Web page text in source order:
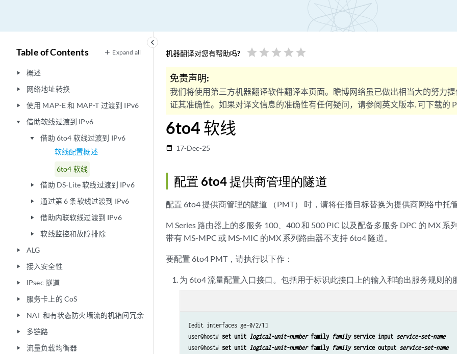
keyboard_arrow_left
Table of Contents Expand all
play_arrow 概述
play_arrow 网络地址转换
play_arrow 使用 MAP-E 和 MAP-T 过渡到 IPv6
play_arrow 借助软线过渡到 IPv6
play_arrow
借助 6to4 软线过渡到 IPv6
软线配置概述
6to4 软线
play_arrow 借助 DS-Lite 软线过渡到 IPv6
play_arrow 通过第 6 条软线过渡到 IPv6
play_arrow 借助内联软线过渡到 IPv6
play_arrow 软线监控和故障排除
play_arrow ALG
play_arrow 接入安全性
play_arrow IPsec 隧道
play_arrow 服务卡上的 CoS
play_arrow NAT 和有状态防火墙流的机箱间冗余
play_arrow 多链路
play_arrow 流量负载均衡器
机器翻译对您有帮助吗? star star star star star
免责声明:
我们将使用第三方机器翻译软件翻译本页面。瞻博网络虽已做出相当大的努力
证其准确性。如果对译文信息的准确性有任何疑问，请参阅英文版本. 可下载的
6to4 软线
date_range 17-Dec-25
配置 6to4 提供商管理的隧道
配置 6to4 提供商管理的隧道 （PMT） 时，请将任播目标替换为提供商网络中托
M Series 路由器上的多服务 100、400 和 500 PIC 以及配备多服务 DPC 的 MX 系
带有 MS-MPC 或 MS-MIC 的MX 系列路由器不支持 6to4 隧道。
要配置 6to4 PMT，请执行以下作：
为 6to4 流量配置入口接口。包括用于标识此接口上的输入和输出服务规则的
[edit interfaces ge-0/2/1]
user@host# set unit logical-unit-number family family service input service-set-name
user@host# set unit logical-unit-number family family service output service-set-name